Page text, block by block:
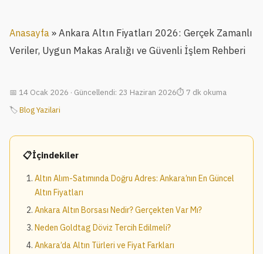
Anasayfa »Ankara Altın Fiyatları 2026: Gerçek Zamanlı
Veriler, Uygun Makas Aralığı ve Güvenli İşlem Rehberi
14 Ocak 2026 · Güncellendi: 23 Haziran 2026
7 dk okuma
🏷Blog Yazilari
İçindekiler
Altın Alım-Satımında Doğru Adres: Ankara’nın En Güncel
Altın Fiyatları
Ankara Altın Borsası Nedir? Gerçekten Var Mı?
Neden Goldtag Döviz Tercih Edilmeli?
Ankara’da Altın Türleri ve Fiyat Farkları